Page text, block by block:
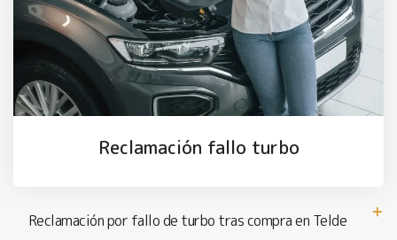
Reclamación fallo turbo
Reclamación por fallo de turbo tras compra en Telde